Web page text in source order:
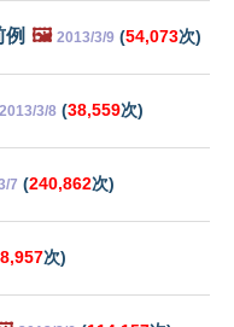
🖼️ 2013/3/9 (54,073次)
2013/3/8 (38,559次)
7 (240,862次)
次)